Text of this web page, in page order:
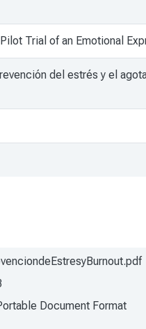
Trial of an Emotional
del estrés y el
Document Format